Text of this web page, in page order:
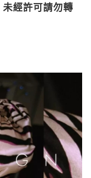
經許可請勿轉